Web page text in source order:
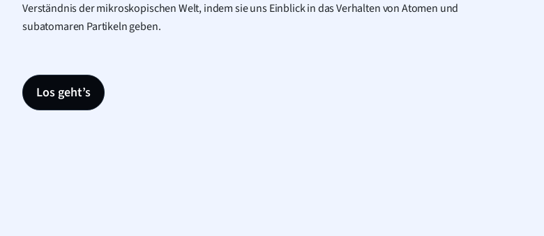
Verständnis der mikroskopischen Welt, indem sie uns Einblick in das Verhalten von Atomen und
subatomaren Partikeln geben.
Los geht’s